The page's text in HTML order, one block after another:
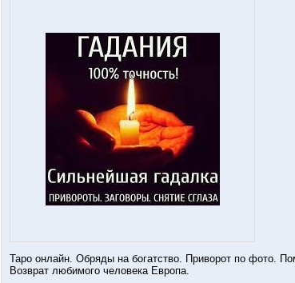
Таро онлайн. Обряды на богатство. Приворот по фото.
Возврат любимого человека Европа.